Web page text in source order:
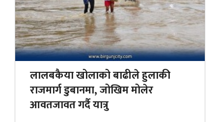
लालबकैया खोलाको बाढीले हुलाकी
राजमार्ग डुबानमा, जोखिम मोलेर
आवतजावत गर्दै यात्रु